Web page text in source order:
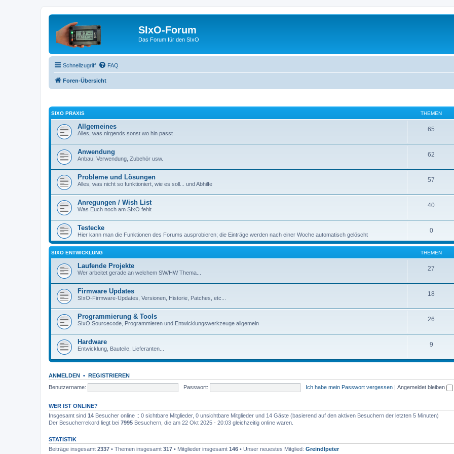
SIxO-Forum
Das Forum für den SIxO
Schnellzugriff FAQ
Foren-Übersicht
SIXO PRAXIS THEMEN
Allgemeines
Alles, was nirgends sonst wo hin passt
65
Anwendung
Anbau, Verwendung, Zubehör usw.
62
Probleme und Lösungen
Alles, was nicht so funktioniert, wie es soll... und Abhilfe
57
Anregungen / Wish List
Was Euch noch am SIxO fehlt
40
Testecke
Hier kann man die Funktionen des Forums ausprobieren; die Einträge werden nach einer Woche automatisch gelöscht
0
SIXO ENTWICKLUNG THEMEN
Laufende Projekte
Wer arbeitet gerade an welchem SW/HW Thema...
27
Firmware Updates
SIxO-Firmware-Updates, Versionen, Historie, Patches, etc...
18
Programmierung & Tools
SIxO Sourcecode, Programmieren und Entwicklungswerkzeuge allgemein
26
Hardware
Entwicklung, Bauteile, Lieferanten...
9
ANMELDEN • REGISTRIEREN
Benutzername:
Passwort: Ich habe mein Passwort vergessen | Angemeldet bleiben
WER IST ONLINE?
Insgesamt sind 14 Besucher online :: 0 sichtbare Mitglieder, 0 unsichtbare Mitglieder und 14 Gäste (basierend auf den aktiven Besuchern der letzten 5 Minuten)
Der Besucherrekord liegt bei 7995 Besuchern, die am 22 Okt 2025 - 20:03 gleichzeitig online waren.
STATISTIK
Beiträge insgesamt 2337 • Themen insgesamt 317 • Mitglieder insgesamt 146 • Unser neuestes Mitglied: Greindlpeter